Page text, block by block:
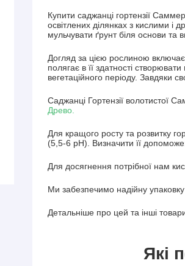
Купити саджанці гортензії
освітлених ділянках з кислими
мульчувати ґрунт біля основи та
Догляд за цією рослиною включає
полягає в її здатності
вегетаційного періоду. Завдяки
Саджанці Гортензії волотистої
Древо.
Для кращого росту та розвитку
(5,5-6 pH). Визначити її
Для досягнення потрібної нам
Ми забезпечимо надійну
Детальніше про цей та інші
Які